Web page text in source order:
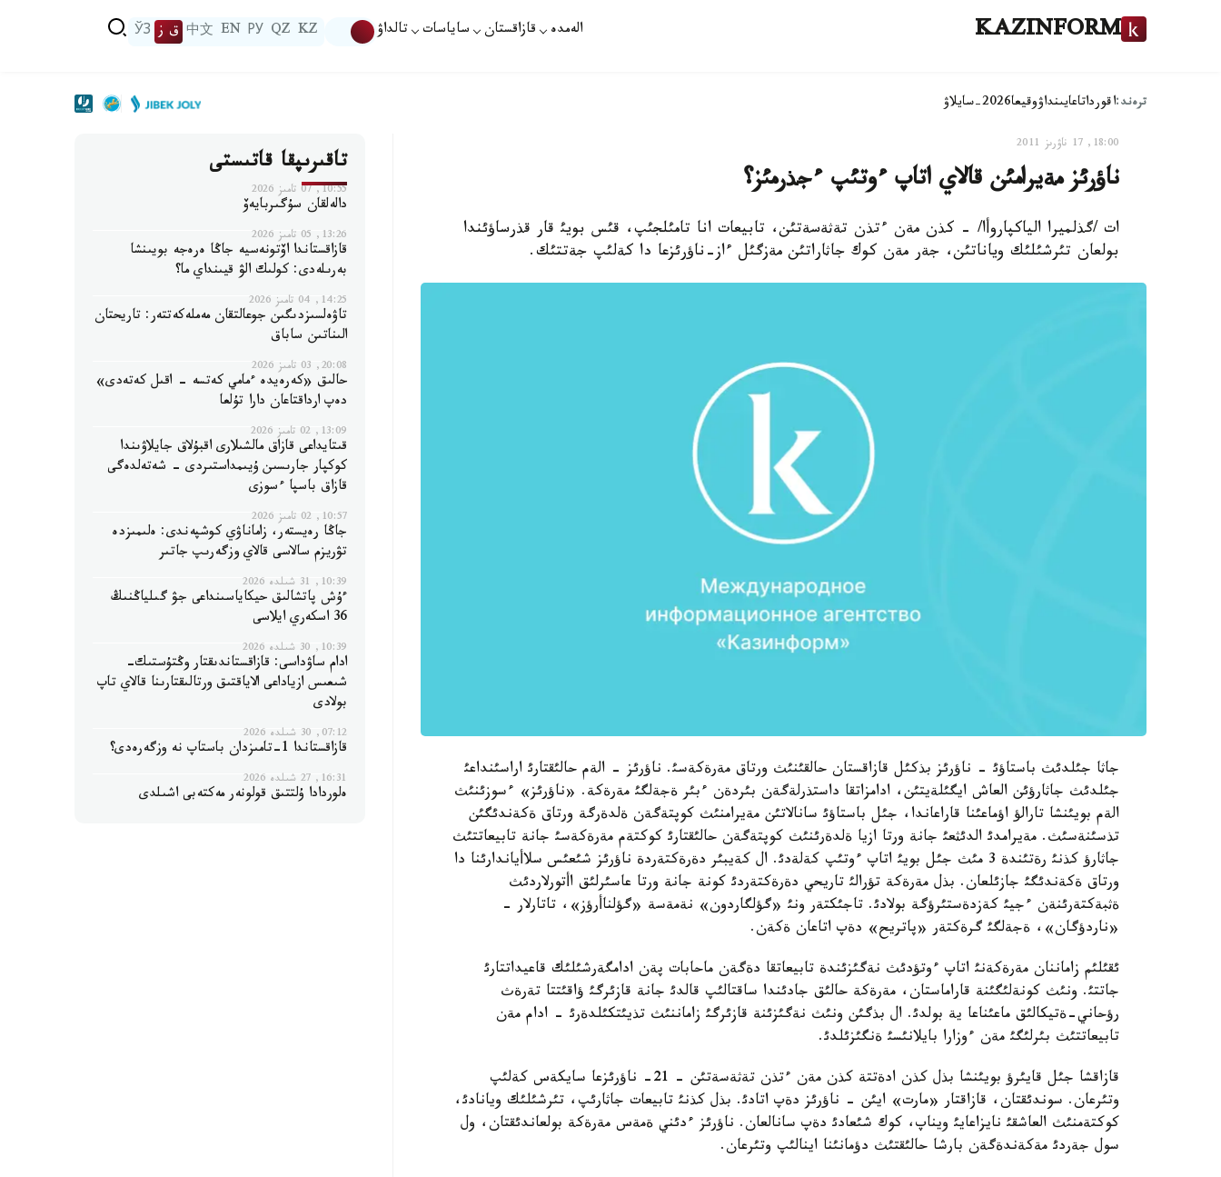
KAZINFORM الەمدە قازاقستان ساياسات تالداۋ KZ
QZ
РУ
EN
中文 ق ز ЎЗ
ترەند:اقورداتاعايىنداۋوقيعا2026-سايلاۋ
18:00, 17 ناۋرىز 2011
ناؤرئز مةيرامئن قالاي اتاپ ءوتئپ ءجذرمئز؟
ات /گذلميرا الياكپاروأا/ - كذن مةن ءتذن تةثةسةتئن، تابيعات انا تامئلجئپ، قئس بويئ قار قذرساؤئندا
بولعان تئرشئلئك وياناتئن، جةر مةن كوك جاثاراتئن مةزگئل ءاز-ناؤرئزعا دا كةلئپ جةتتئك.
جاثا جئلدئث باستاؤئ - ناؤرئز بذكئل قازاقستان حالقئنئث ورتاق مةرةكةسئ. ناؤرئز - الةم حالئقتارئ اراسئنداعئ
جئلدئث جاثارؤئن العاش ايگئلةيتئن، ادامزاتقا داستذرلةگةن بئردةن ءبئر ةجةلگئ مةرةكة. «ناؤرئز» ءسوزئنئث
الةم بويئنشا تارالؤ اؤماعئنا قاراعاندا، جئل باستاؤئ سانالاتئن مةيرامنئث كوپتةگةن ةلدةرگة ورتاق ةكةندئگئن
تذسئنةسئث. مةيرامدئ الدئثعئ جانة ورتا ازيا ةلدةرئنئث كوپتةگةن حالئقتارئ كوكتةم مةرةكةسئ جانة تابيعاتتئث
جاثارؤ كذنئ رةتئندة 3 مئث جئل بويئ اتاپ ءوتئپ كةلةدئ. ال كةيبئر دةرةكتةردة ناؤرئز شئعئس سلاأياندارئنا دا
ورتاق ةكةندئگئ جازئلعان. بذل مةرةكة تؤرالئ تاريحي دةرةكتةردئ كونة جانة ورتا عاسئرلئق اأتورلاردئث
ةثبةكتةرئنةن ءجيئ كةزدةستئرؤگة بولادئ. تاجئكتةر ونئ «گؤلگاردون» نةمةسة «گؤلناأرؤز»، تاتارلار -
«ناردؤگان»، ةجةلگئ گرةكتةر «پاتريح» دةپ اتاعان ةكةن.
ئقئلئم زاماننان مةرةكةنئ اتاپ ءوتؤدئث نةگئزئندة تابيعاتقا دةگةن ماحابات پةن ادامگةرشئلئك قاعيداتتارئ
جاتتئ. ونئث كونةلئگئنة قاراماستان، مةرةكة حالئق جادئندا ساقتالئپ قالدئ جانة قازئرگئ ؤاقئتتا تةرةث
رؤحاني-ةتيكالئق ماعئناعا ية بولدئ. ال بذگئن ونئث نةگئزئنة قازئرگئ زاماننئث تذيئتكئلدةرئ - ادام مةن
تابيعاتتئث بئرلئگئ مةن ءوزارا بايلانئسئ ةنگئزئلدئ.
قازاقشا جئل قايئرؤ بويئنشا بذل كذن ادةتتة كذن مةن ءتذن تةثةسةتئن - 21- ناؤرئزعا سايكةس كةلئپ
وتئرعان. سوندئقتان، قازاقتار «مارت» ايئن - ناؤرئز دةپ اتادئ. بذل كذنئ تابيعات جاثارئپ، تئرشئلئك ويانادئ،
كوكتةمنئث العاشقئ نايزاعايئ ويناپ، كوك شئعادئ دةپ سانالعان. ناؤرئز ءدئني ةمةس مةرةكة بولعاندئقتان، ول
سول جةردئ مةكةندةگةن بارشا حالئقتئث دؤمانئنا اينالئپ وتئرعان.
تاقىرىپقا قاتىستى
10:55, 07 تامىز 2026
دالەلقان سۇگىربايەۆ
13:26, 05 تامىز 2026
قازاقستاندا اۆتونەسيە جاڭا ەرەجە بويىنشا
بەرىلەدى: كولىك الۋ قيىنداي ما؟
14:25, 04 تامىز 2026
تاۋەلسىزدىگىن جوعالتقان مەملەكەتتەر: تاريحتان
الىناتىن ساباق
20:08, 03 تامىز 2026
حالىق «كەرەيدە ءمامي كەتسە - اقىل كەتەدى»
دەپ ارداقتاعان دارا تۇلعا
13:09, 02 تامىز 2026
قىتايداعى قازاق مالشىلارى اقبۇلاق جايلاۋىندا
كوكپار جارىسىن ۇيىمداستىردى - شەتەلدەگى
قازاق باسپا ءسوزى
10:57, 02 تامىز 2026
جاڭا رەيستەر، زاماناۋي كوشپەندى: ەلىمىزدە
تۋريزم سالاسى قالاي وزگەرىپ جاتىر
10:39, 31 شىلدە 2026
ءۇش پاتشالىق حيكاياسىنداعى جۋ گىلياڭنىڭ
36 اسكەري ايلاسى
10:39, 30 شىلدە 2026
ادام ساۋداسى: قازاقستاندىقتار وڭتۇستىك-
شىعىس ازياداعى الاياقتىق ورتالىقتارىنا قالاي تاپ
بولادى
07:12, 30 شىلدە 2026
قازاقستاندا 1-تامىزدان باستاپ نە وزگەرەدى؟
16:31, 27 شىلدە 2026
ەلوردادا ۇلتتىق قولونەر مەكتەبى اشىلدى